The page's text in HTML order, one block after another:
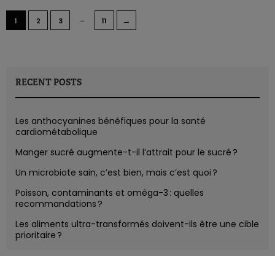
1 2 3 … 11 →
RECENT POSTS
Les anthocyanines bénéfiques pour la santé
cardiométabolique
Manger sucré augmente-t-il l’attrait pour le sucré ?
Un microbiote sain, c’est bien, mais c’est quoi ?
Poisson, contaminants et oméga-3 : quelles
recommandations ?
Les aliments ultra-transformés doivent-ils être une cible
prioritaire ?